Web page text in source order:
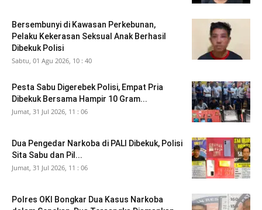
Bersembunyi di Kawasan Perkebunan,
Pelaku Kekerasan Seksual Anak Berhasil
Dibekuk Polisi
Sabtu, 01 Agu 2026, 10 : 40
Pesta Sabu Digerebek Polisi, Empat Pria
Dibekuk Bersama Hampir 10 Gram...
Jumat, 31 Jul 2026, 11 : 06
Dua Pengedar Narkoba di PALI Dibekuk, Polisi
Sita Sabu dan Pil...
Jumat, 31 Jul 2026, 11 : 06
Polres OKI Bongkar Dua Kasus Narkoba